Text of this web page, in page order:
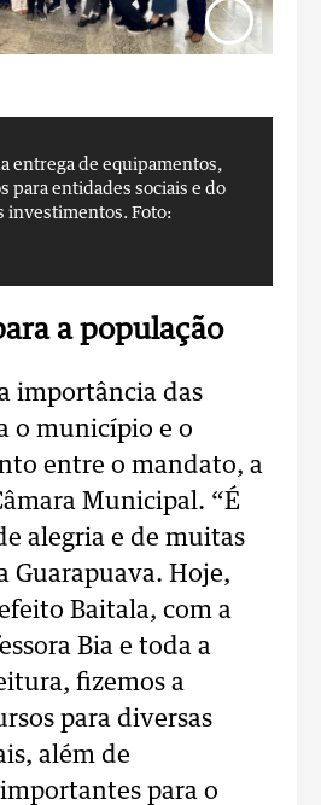
entrega de equipamentos,
para entidades sociais e do
investimentos. Foto:
a população
importância das
o município e o
entre o mandato, a
Municipal. “É
alegria e de muitas
Guarapuava. Hoje,
Baitala, com a
Bia e toda a
fizemos a
para diversas
além de
para o